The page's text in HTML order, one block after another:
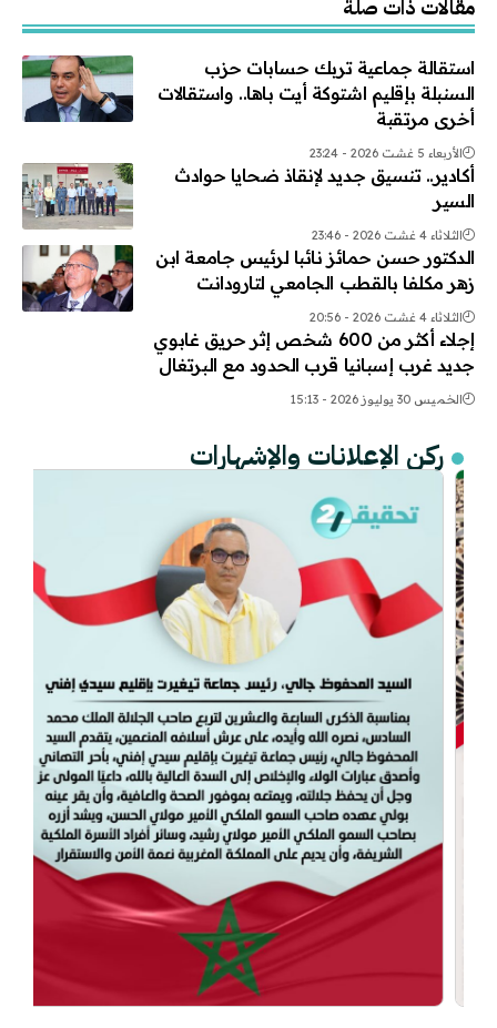
مقالات ذات صلة
استقالة جماعية تربك حسابات حزب
السنبلة بإقليم اشتوكة أيت باها.. واستقالات
أخرى مرتقبة
الأربعاء 5 غشت 2026 - 23:24
أكادير.. تنسيق جديد لإنقاذ ضحايا حوادث
السير
الثلاثاء 4 غشت 2026 - 23:46
الدكتور حسن حمائز نائبا لرئيس جامعة ابن
زهر مكلفا بالقطب الجامعي لتارودانت
الثلاثاء 4 غشت 2026 - 20:56
إجلاء أكثر من 600 شخص إثر حريق غابوي
جديد غرب إسبانيا قرب الحدود مع البرتغال
الخميس 30 يوليوز 2026 - 15:13
ركن الإعلانات والإشهارات